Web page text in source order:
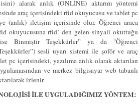
alarak anlık (ONLİNE) aktarım yöntemi
araç içerisindeki rfid okuyucusu ve tablet pc
(anlık) iletişim içerisinde olur. Öğrenci araca
okuyucusuna rfid’ den gelen sinyali okuttuğu
Binmiştir Teşekkürler” ya da "Öğrenci
sesli uyarı sistemi ile şoför ve araç
pc içerisindeki, yazılıma anlık olarak aktarılan
ve merkez bilgisayar web tabanlı
izlenir.
İLE UYGULADIĞIMIZ YÖNTEM: